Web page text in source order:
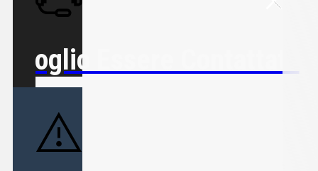
Voglio Essere Contattato